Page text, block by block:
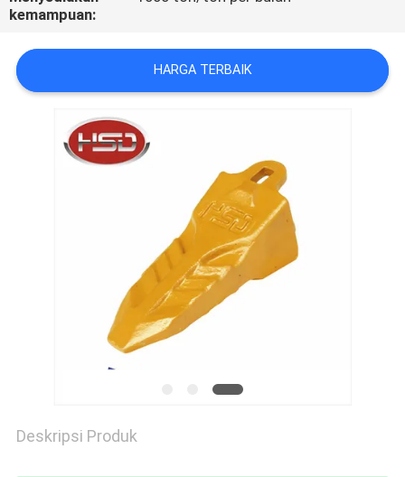
KAMI
PERMINTAAN
PENAWARAN
SITEMAP
kemampuan:
HARGA TERBAIK
Deskripsi Produk